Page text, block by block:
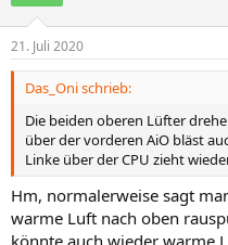
21. Juli 2020
Das_Oni schrieb:
Die beiden oberen Lüfter
über der vorderen AiO bläst
Linke über der CPU zieht
Hm, normalerweise sagt
warme Luft nach oben
könnte auch wieder warme